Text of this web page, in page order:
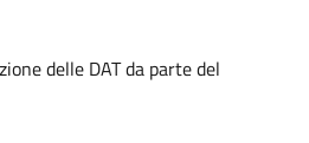
delle DAT da parte del